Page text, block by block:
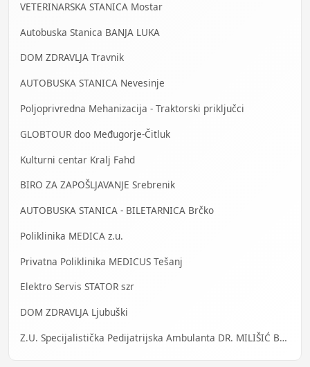
VETERINARSKA STANICA Mostar
Autobuska Stanica BANJA LUKA
DOM ZDRAVLJA Travnik
AUTOBUSKA STANICA Nevesinje
Poljoprivredna Mehanizacija - Traktorski priključci
GLOBTOUR doo Međugorje-Čitluk
Kulturni centar Kralj Fahd
BIRO ZA ZAPOŠLJAVANJE Srebrenik
AUTOBUSKA STANICA - BILETARNICA Brčko
Poliklinika MEDICA z.u.
Privatna Poliklinika MEDICUS Tešanj
Elektro Servis STATOR szr
DOM ZDRAVLJA Ljubuški
Z.U. Specijalistička Pedijatrijska Ambulanta DR. MILIŠIĆ Banja Luka